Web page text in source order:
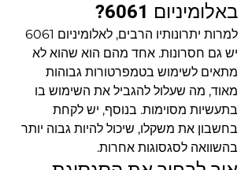
באלומיניום 6061?
יש גם חסרונות. אחד מהם הוא שהוא לא
מתאים לשימוש בטמפרטורות גבוהות
מאוד, מה שעלול להגביל את השימוש בו
בתעשיות מסוימות. בנוסף, יש לקחת
בחשבון את משקלו, שיכול להיות גבוה יותר
בהשוואה לסגסוגות אחרות.